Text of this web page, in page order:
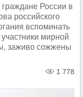
России в
российского
вспоминать
мирной
заживо сожжены
1 778